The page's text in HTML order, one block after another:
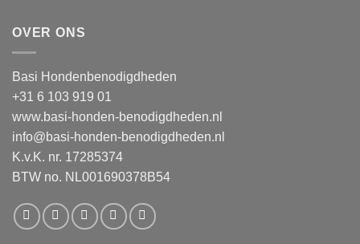
OVER ONS
Basi Hondenbenodigdheden
+31 6 103 919 01
www.basi-honden-benodigdheden.nl
info@basi-honden-benodigdheden.nl
K.v.K. nr. 17285374
BTW no. NL001690378B54